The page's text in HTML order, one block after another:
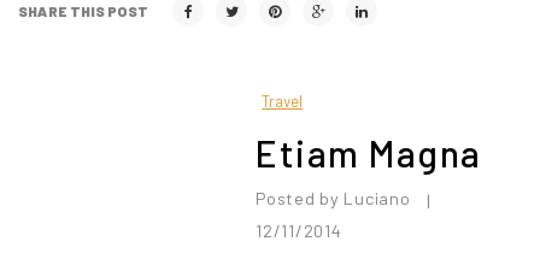
SHARE THIS POST
Travel
Etiam Magna
Posted by Luciano
|
12/11/2014